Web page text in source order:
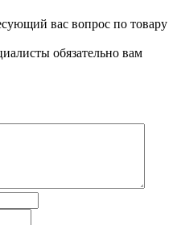
вас вопрос по товару
обязательно вам